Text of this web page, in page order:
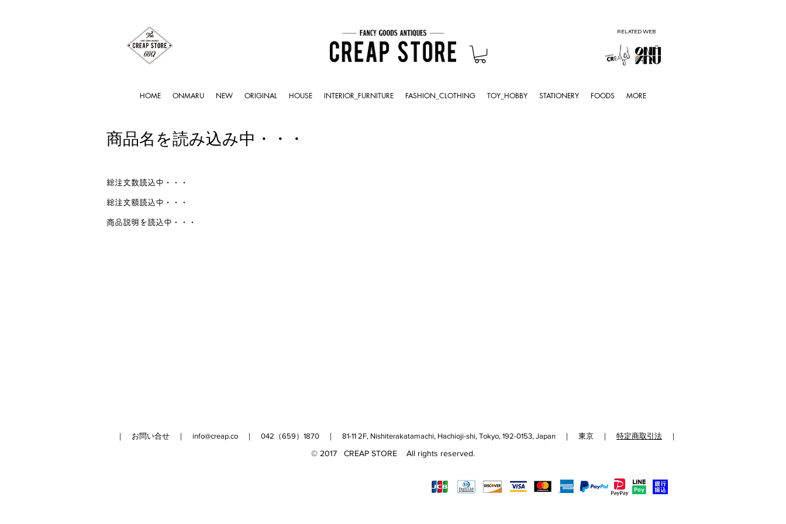
RELATED WEB
HOME ONMARU NEW ORIGINAL HOUSE INTERIOR_FURNITURE FASHION_CLOTHING TOY_HOBBY STATIONERY FOODS MORE
商品名を読み込み中・・・
総注文数読込中・・・
総注文額読込中・・・
商品説明を読込中・・・
｜ お問い合せ ｜ info@creap.co ｜ 042（659）1870 ｜ 81-11 2F, Nishiterakatamachi, Hachioji-shi, Tokyo, 192-0153, Japan ｜ 東京 ｜ 特定商取引法 ｜
© 2017 CREAP STORE All rights reserved.